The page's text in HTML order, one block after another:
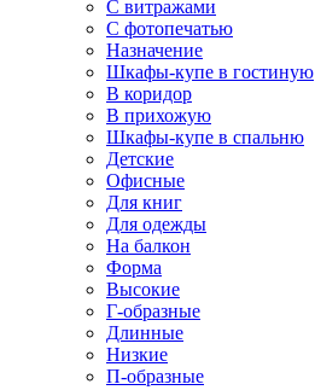
С витражами
С фотопечатью
Назначение
Шкафы-купе в гостиную
В коридор
В прихожую
Шкафы-купе в спальню
Детские
Офисные
Для книг
Для одежды
На балкон
Форма
Высокие
Г-образные
Длинные
Низкие
П-образные